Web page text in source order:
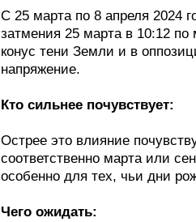
С 25 марта по 8 апреля 2024
затмения 25 марта в 10:12
конус тени Земли и в
напряжение.
Кто сильнее почувствует:
Острее это влияние
соответственно марта или
особенно для тех, чьи дни
Чего ожидать: